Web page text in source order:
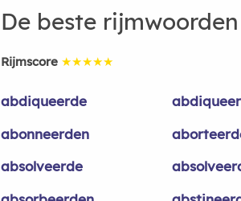
De beste
Rijmscore ★★★★★
abdiqueerde
abonneerden
absolveerde